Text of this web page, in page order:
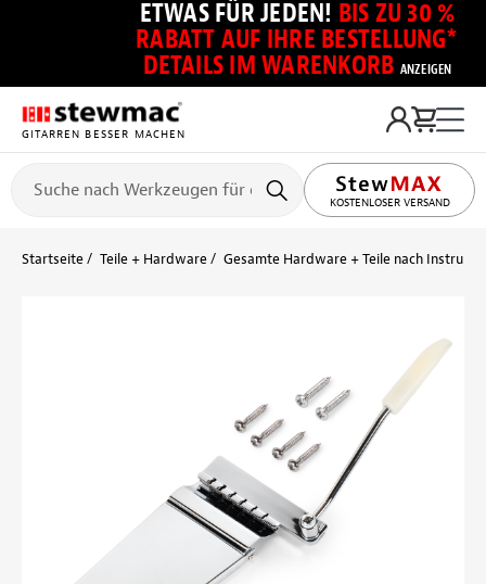
ETWAS FÜR JEDEN! BIS ZU 30 %
RABATT AUF IHRE BESTELLUNG*
DETAILS IM WARENKORB ANZEIGEN
GITARREN BESSER MACHEN
KOSTENLOSER VERSAND
Startseite Teile + Hardware Gesamte Hardware + Teile nach